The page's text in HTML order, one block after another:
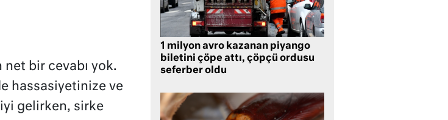
net bir cevabı yok.
hassasiyetinize ve
gelirken, sirke
1 milyon avro kazanan piyango
biletini çöpe attı, çöpçü ordusu
seferber oldu